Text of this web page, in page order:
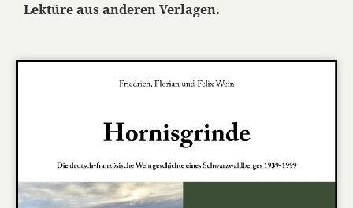
Lektüre aus anderen Verlagen.